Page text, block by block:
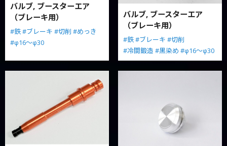
バルブ, ブースターエア
（ブレーキ用）
#鉄#ブレーキ #切削 #めっき
#φ16～φ30
バルブ, ブースターエア
（ブレーキ用）
#鉄#ブレーキ #切削
#冷間鍛造 #黒染め #φ16～φ30